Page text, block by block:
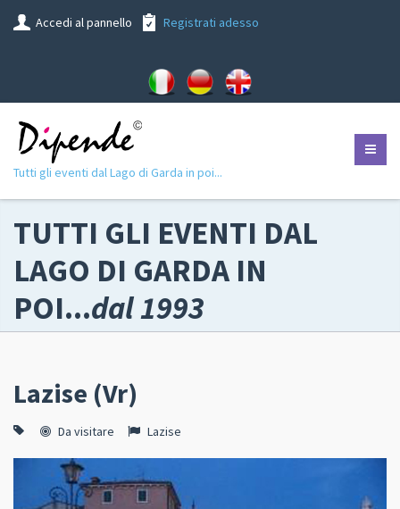
Accedi al pannello Registrati adesso
Tutti gli eventi dal Lago di Garda in poi...
TUTTI GLI EVENTI DAL
LAGO DI GARDA IN
POI...dal 1993
Lazise (Vr)
Da visitare Lazise